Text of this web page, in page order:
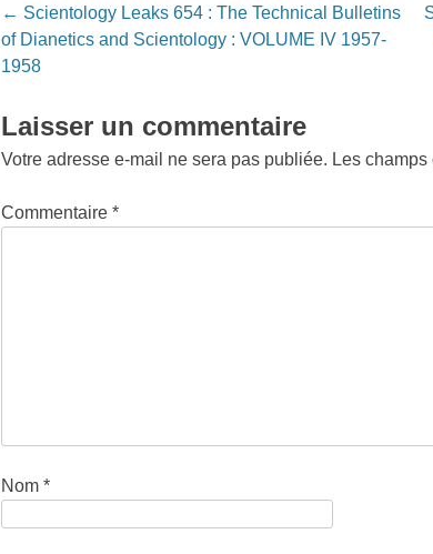
Post
navigation
← Scientology Leaks 654 : The Technical Bulletins
of Dianetics and Scientology : VOLUME IV 1957-
1958
Laisser un commentaire
Votre adresse e-mail ne sera pas publiée. Les
Commentaire*
Nom*